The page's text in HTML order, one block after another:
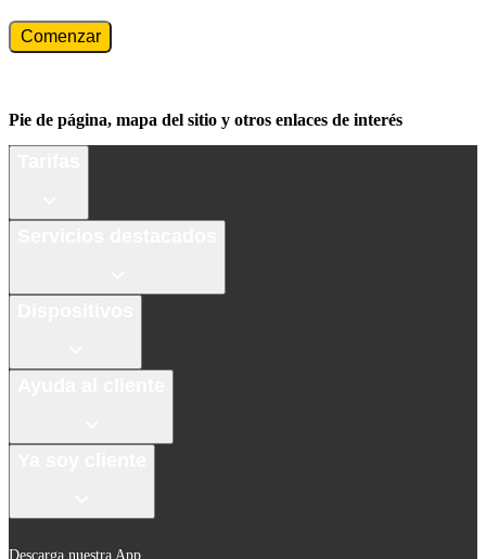
Comenzar
Pie de página, mapa del sitio y otros enlaces de interés
Descarga nuestra App